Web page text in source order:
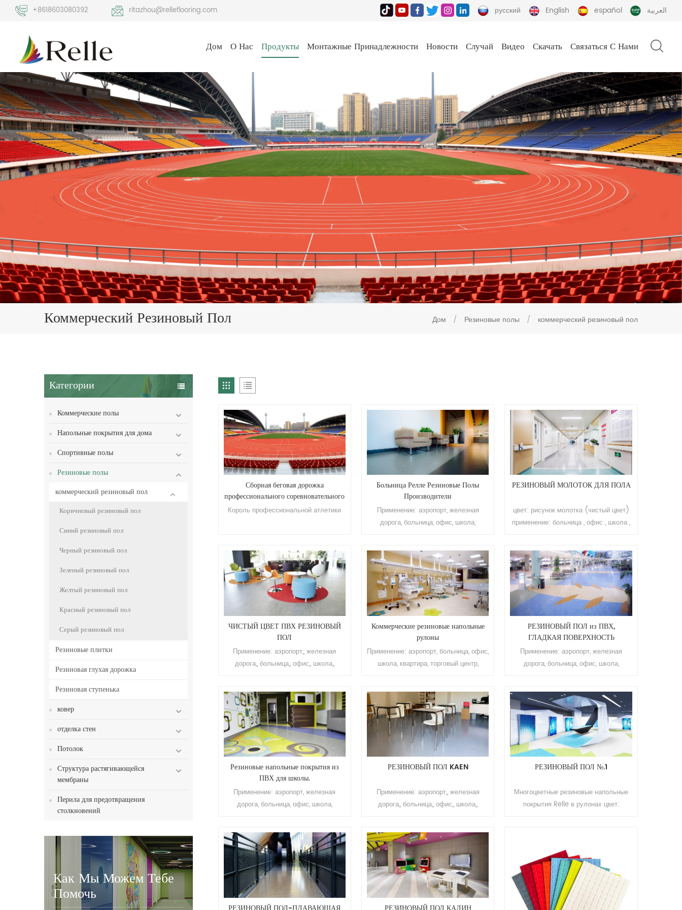
+8618603080392 ritazhou@relleflooring.com русский English español العربية
Дом О Нас Продукты Монтажные Принадлежности Новости Случай Видео Скачать Связаться С Нами
Коммерческий Резиновый Пол Дом / Резиновые полы / коммерческий резиновый пол
Категории
Коммерческие полы
Напольные покрытия для дома
Спортивные полы
Резиновые полы
коммерческий резиновый пол
Коричневый резиновый пол
Синий резиновый пол
Черный резиновый пол
Зеленый резиновый пол
Желтый резиновый пол
Красный резиновый пол
Серый резиновый пол
Резиновые плитки
Резиновая глухая дорожка
Резиновая ступенька
ковер
отделка стен
Потолок
Структура растягивающейся
мембраны
Перила для предотвращения
столкновений
Как Мы Можем Тебе
Помочь
Сборная беговая дорожка
профессионального соревновательного
класса
Король профессиональной атлетики
Больница Релле Резиновые Полы
Производители
Применение: аэропорт, железная
дорога, больница, офис, школа,
д. Бренд: Релле Толщина: 2,0 мм-10,0
мм Размер: 1,22 м (Ш) * 10-15 м (Д)
Поверхность: полиуретановое
покрытие Цвет: чистый цвет, цвет
зерна Устойчивость к истиранию:
лет Минимальный заказ: 200 кв.м.
РЕЗИНОВЫЙ МОЛОТОК ДЛЯ ПОЛА
цвет: рисунок молотка (чистый цвет)
применение: больница , офис , школа ,
2.5мм, 3.0мм, 3.5мм, 4мм размер:
1.22м(ш)*10~15м(л) поверхность:
полиуретановое покрытие
сопротивление истиранию: класс Т
срок службы: более 10 лет
Минимальный заказ: 200 кв.м.
ЧИСТЫЙ ЦВЕТ ПВХ РЕЗИНОВЫЙ
ПОЛ
Применение: аэропорт,, железная
дорога,, больница,, офис,, школа,,
т. д.. марка: Релле толщина:
2.0мм-10.0мм размер: 2м(ш)*10-
15м(л)/1.22м*10-15м поверхность:
полиуретановое покрытие цвет: чистый
цвет сопротивление истиранию: класс
Минимальный заказ: 200 кв.м.
Коммерческие резиновые напольные
рулоны
Применение: аэропорт, больница, офис,
школа, квартира, торговый центр,
2,0 мм Размер: 1,22 м (Ш) * 15 м (Д)
Поверхность: полиуретановое
покрытие Устойчивость к истиранию:
класс Т Срок использования: более 10
лет Минимальный заказ: 200 кв.м.
РЕЗИНОВЫЙ ПОЛ из ПВХ,
ГЛАДКАЯ ПОВЕРХНОСТЬ
Применение: аэропорт, железная
дорога, больница, офис, школа,
д. Бренд: Релле Толщина: 2,0 мм-10,0
мм Размер: 2 м (Ш) * 10-15 м (Д)
Поверхность: полиуретановое
покрытие Цвет: чистый цвет, цвет
зерна Устойчивость к истиранию:
класс Т Срок использования: более 10
Резиновые напольные покрытия из
ПВХ для школы.
Применение: аэропорт, железная
дорога, больница, офис, школа,
д. Бренд: Релле Толщина: 2,0 мм
Размер: 1,22 м (Ш) x 15 м (Д)
Поверхность: полиуретановое
покрытие Цвет: Цвет зерна
Устойчивость к истиранию: класс Т
Срок использования: более 10 лет
РЕЗИНОВЫЙ ПОЛ KAEN
Применение: аэропорт,, железная
дорога,, больница,, офис,, школа,,
т. д.. марка: Релле толщина: 2.0мм
Размер: 2 м (ш) * 20 м (л)
поверхность: полиуретановое
покрытие сопротивление истиранию:
класс Т срок службы: более 10 лет
Минимальный заказ: 200 кв.м.
РЕЗИНОВЫЙ ПОЛ №.1
Многоцветные резиновые напольные
покрытия Relle в рулонах цвет:
, офис , школа , квартира , торговый
центр , гостиница и т. д. . марка: Релле
толщина: 2.0мм, 2.5мм, 3.0мм, 3.5мм,
4мм размер: 1.22м(ш)*10~15м(л)
поверхность: полиуретановое